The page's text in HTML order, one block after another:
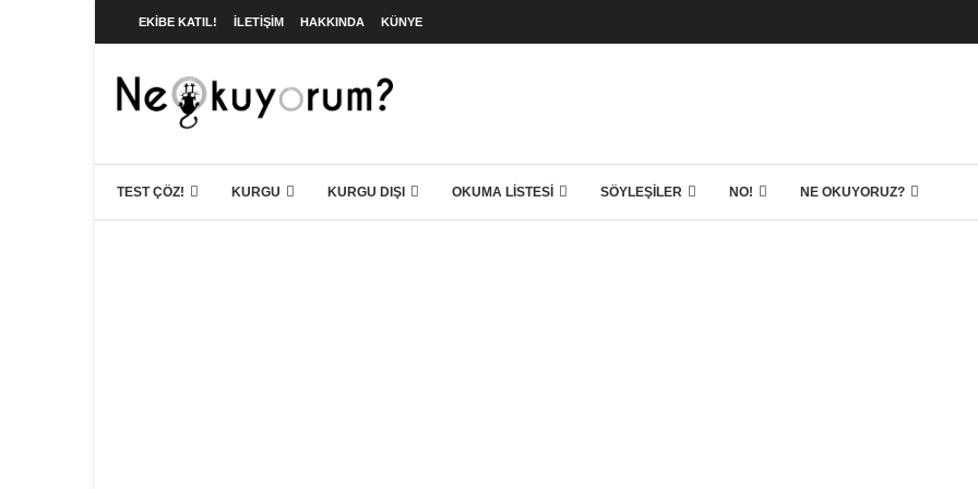
EKIBE KATIL! İLETIŞIM HAKKINDA KÜNYE
TEST ÇÖZ! KURGU KURGU DIŞI OKUMA LISTESI SÖYLEŞILER NO! NE OKUYORUZ?